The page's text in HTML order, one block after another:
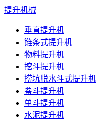
提升机械
垂直提升机
链条式提升机
物料提升机
挖斗提升机
捞坑脱水斗式提升机
畚斗提升机
单斗提升机
水泥提升机